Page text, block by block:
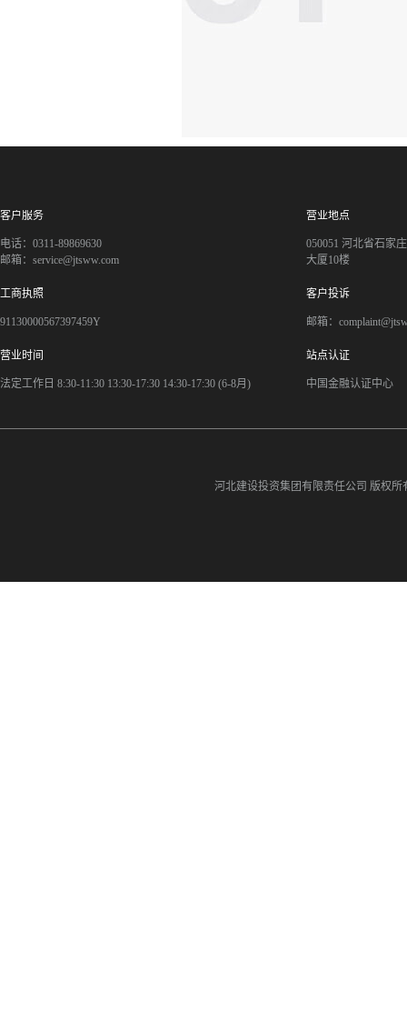
客户服务
电话：0311-89869630
邮箱：service@jtsww.com
营业地点
050051 河北省石家
大厦10楼
工商执照
91130000567397459Y
客户投诉
邮箱：
营业时间
法定工作日 8:30-11:30 13:30-17:30 14:30-17:30 (6-8月)
站点认证
中国金融认证中心
河北建设投资集团有限责任公司 版权所